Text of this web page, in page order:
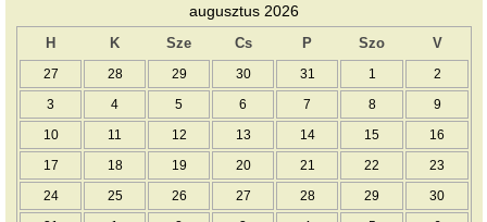
augusztus 2026
H K Sze Cs P Szo V
27 28 29 30 31 1 2
3 4 5 6 7 8 9
10 11 12 13 14 15 16
17 18 19 20 21 22 23
24 25 26 27 28 29 30